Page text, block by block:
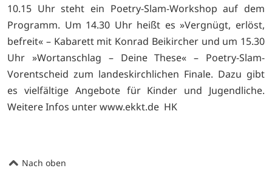
10.15 Uhr steht ein Poetry-Slam-Workshop auf dem
Programm. Um 14.30 Uhr heißt es »Vergnügt, er­löst,
befreit« – Kabarett mit Konrad Beikircher und um 15.30
Uhr »Wortanschlag – Deine These« – Poetry-Slam-
Vorentscheid zum lan­deskirchlichen Finale. Dazu gibt
es vielfältige Angebote für Kinder und Jugendliche.
Weitere Infos unter www.ekkt.de HK
Nach oben